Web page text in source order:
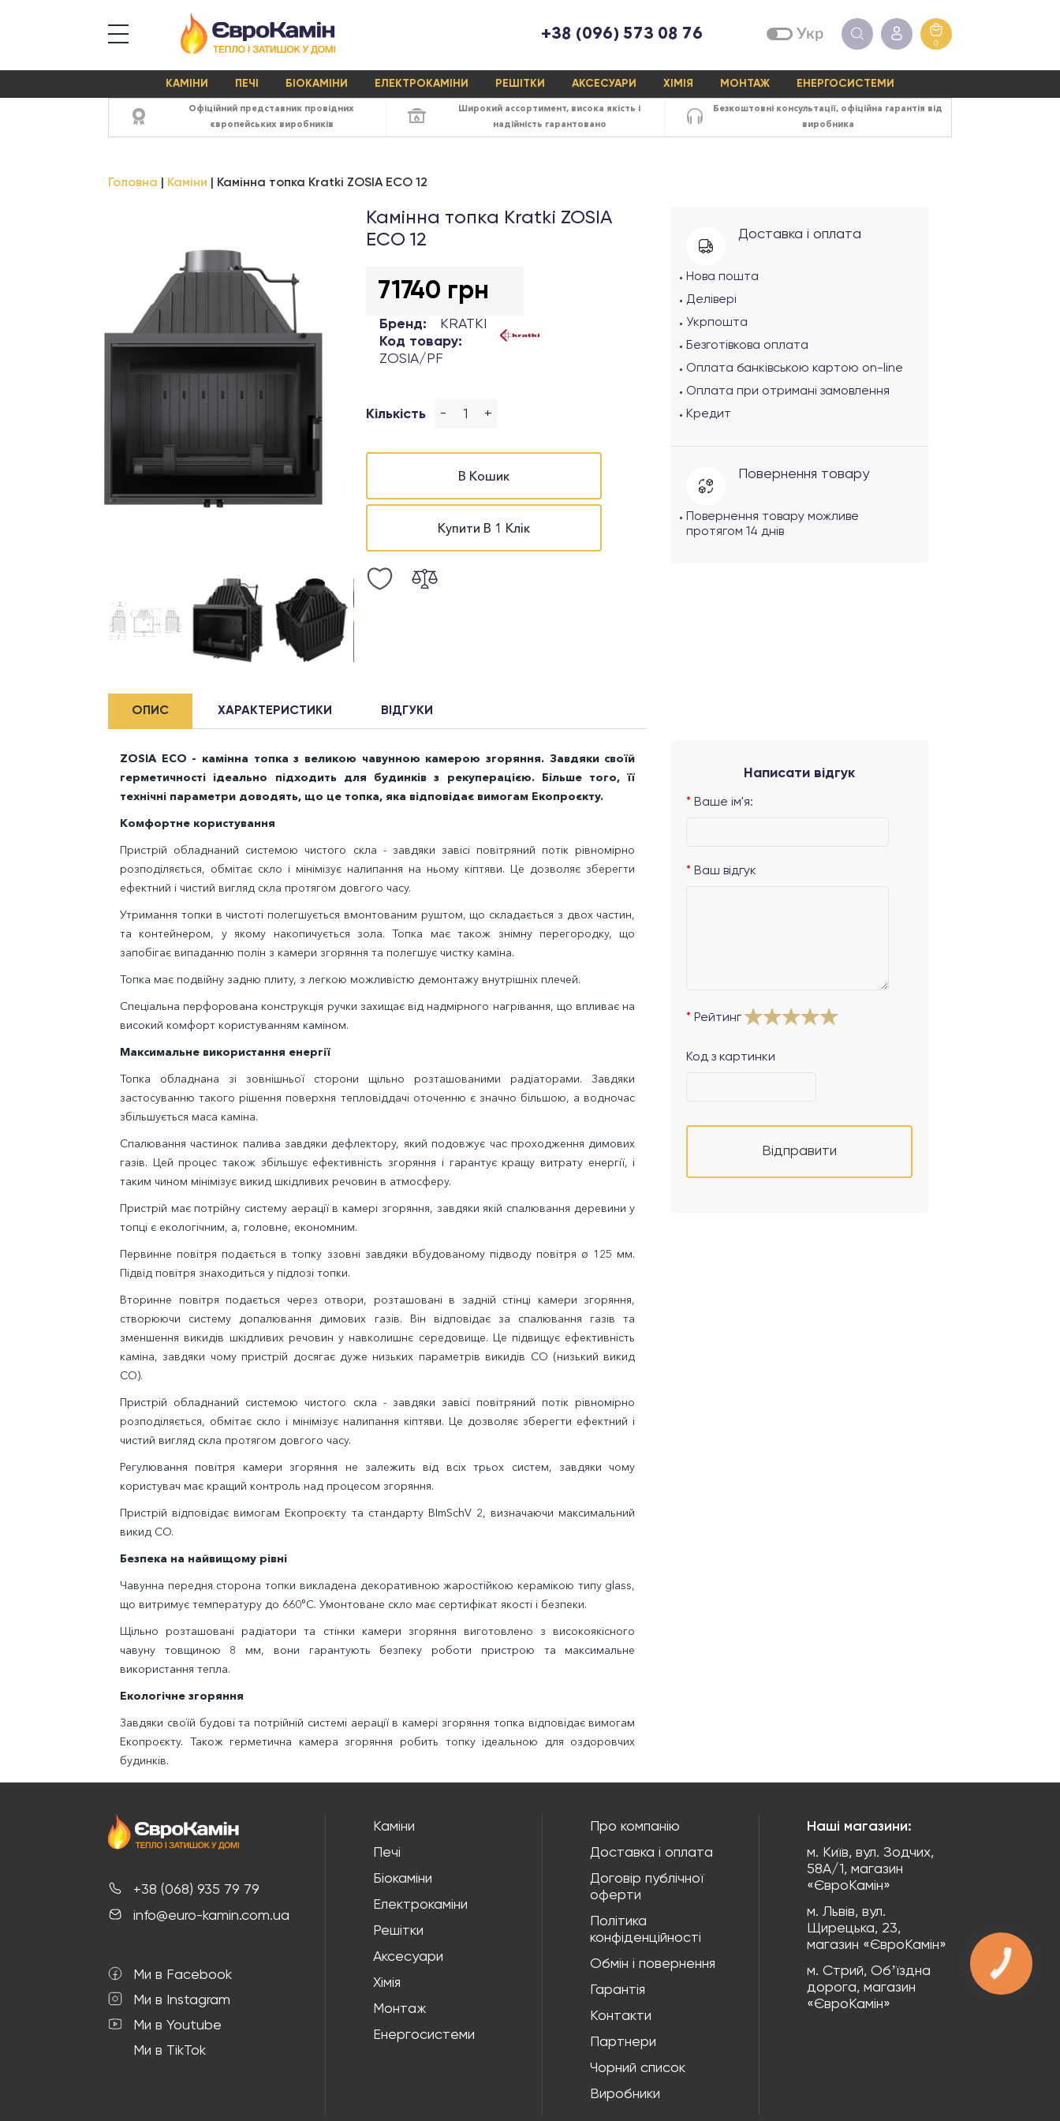
+38 (096) 573 08 76 Укр
0
КАМІНИ ПЕЧІ БІОКАМІНИ ЕЛЕКТРОКАМІНИ РЕШІТКИ АКСЕСУАРИ ХІМІЯ МОНТАЖ ЕНЕРГОСИСТЕМИ
Офіційний представник провідних
європейських виробників
Широкий ассортимент, висока якість і
надійність гарантовано
Безкоштовні консультації, офіційна гарантія від
виробника
Головна Каміни Камінна топка Kratki ZOSIA ECO 12
Камінна топка Kratki ZOSIA
ECO 12
71740 грн
Бренд:
KRATKI
Код товару:
ZOSIA/PF
Кількість - +
В Кошик
Купити В 1 Клік
Доставка і оплата
Нова пошта
Делівері
Укрпошта
Безготівкова оплата
Оплата банківською картою on-line
Оплата при отримані замовлення
Кредит
Повернення товару
Повернення товару можливе
протягом 14 днів
ОПИС ХАРАКТЕРИСТИКИ ВІДГУКИ
ZOSIA ECO - камінна топка з великою чавунною камерою згоряння. Завдяки своїй
герметичності ідеально підходить для будинків з рекуперацією. Більше того, її
технічні параметри доводять, що це топка, яка відповідає вимогам Екопроєкту.
Комфортне користування
Пристрій обладнаний системою чистого скла - завдяки завісі повітряний потік рівномірно
розподіляється, обмітає скло і мінімізує налипання на ньому кіптяви. Це дозволяє зберегти
ефектний і чистий вигляд скла протягом довгого часу.
Утримання топки в чистоті полегшується вмонтованим руштом, що складається з двох частин,
та контейнером, у якому накопичується зола. Топка має також знімну перегородку, що
запобігає випаданню полін з камери згоряння та полегшує чистку каміна.
Топка має подвійну задню плиту, з легкою можливістю демонтажу внутрішніх плечей.
Спеціальна перфорована конструкція ручки захищає від надмірного нагрівання, що впливає на
високий комфорт користуванням каміном.
Максимальне використання енергії
Топка обладнана зі зовнішньої сторони щільно розташованими радіаторами. Завдяки
застосуванню такого рішення поверхня тепловіддачі оточенню є значно більшою, а водночас
збільшується маса каміна.
Спалювання частинок палива завдяки дефлектору, який подовжує час проходження димових
газів. Цей процес також збільшує ефективність згоряння і гарантує кращу витрату енергії, і
таким чином мінімізує викид шкідливих речовин в атмосферу.
Пристрій має потрійну систему аерації в камері згоряння, завдяки якій спалювання деревини у
топці є екологічним, а, головне, економним.
Первинне повітря подається в топку ззовні завдяки вбудованому підводу повітря ø 125 мм.
Підвід повітря знаходиться у підлозі топки.
Вторинне повітря подається через отвори, розташовані в задній стінці камери згоряння,
створюючи систему допалювання димових газів. Він відповідає за спалювання газів та
зменшення викидів шкідливих речовин у навколишнє середовище. Це підвищує ефективність
каміна, завдяки чому пристрій досягає дуже низьких параметрів викидів CO (низький викид
CO).
Пристрій обладнаний системою чистого скла - завдяки завісі повітряний потік рівномірно
розподіляється, обмітає скло і мінімізує налипання кіптяви. Це дозволяє зберегти ефектний і
чистий вигляд скла протягом довгого часу.
Регулювання повітря камери згоряння не залежить від всіх трьох систем, завдяки чому
користувач має кращий контроль над процесом згоряння.
Пристрій відповідає вимогам Екопроєкту та стандарту BImSchV 2, визначаючи максимальний
викид CO.
Безпека на найвищому рівні
Чавунна передня сторона топки викладена декоративною жаростійкою керамікою типу glass,
що витримує температуру до 660°C. Умонтоване скло має сертифікат якості і безпеки.
Щільно розташовані радіатори та стінки камери згоряння виготовлено з високоякісного
чавуну товщиною 8 мм, вони гарантують безпеку роботи пристрою та максимальне
використання тепла.
Екологічне згоряння
Завдяки своїй будові та потрійній системі аерації в камері згоряння топка відповідає вимогам
Екопроєкту. Також герметична камера згоряння робить топку ідеальною для оздоровчих
будинків.
Написати відгук
Ваше ім'я:
Ваш відгук
Рейтинг
Код з картинки
Відправити
+38 (068) 935 79 79
info@euro-kamin.com.ua
Ми в Facebook
Ми в Instagram
Ми в Youtube
Ми в TikTok
Каміни
Печі
Біокаміни
Електрокаміни
Решітки
Аксесуари
Хімія
Монтаж
Енергосистеми
Про компанію
Доставка і оплата
Договір публічної
оферти
Політика
конфіденційності
Обмін і повернення
Гарантія
Контакти
Партнери
Чорний список
Виробники
Наші магазини:
м. Київ, вул. Зодчих,
58А/1, магазин
«ЄвроКамін»
м. Львів, вул.
Щирецька, 23,
магазин «ЄвроКамін»
м. Стрий, Обʼїздна
дорога, магазин
«ЄвроКамін»
КНОПКА
ЗВ'ЯЗКУ